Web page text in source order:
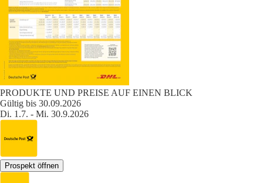
PRODUKTE UND PREISE AUF EINEN BLICK
Gültig bis 30.09.2026
Di. 1.7. - Mi. 30.9.2026
Prospekt öffnen